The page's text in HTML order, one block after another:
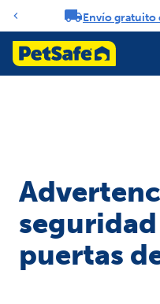
Carrusel de notificaciones
Envío gratuito
puertas